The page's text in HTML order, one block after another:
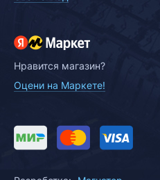
Нравится магазин?
Оцени на Маркете!